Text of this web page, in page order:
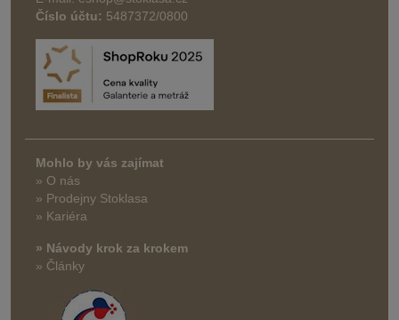
Číslo účtu: 5487372/0800
Mohlo by vás zajímat
» O nás
» Prodejny Stoklasa
» Kariéra
» Návody krok za krokem
» Články